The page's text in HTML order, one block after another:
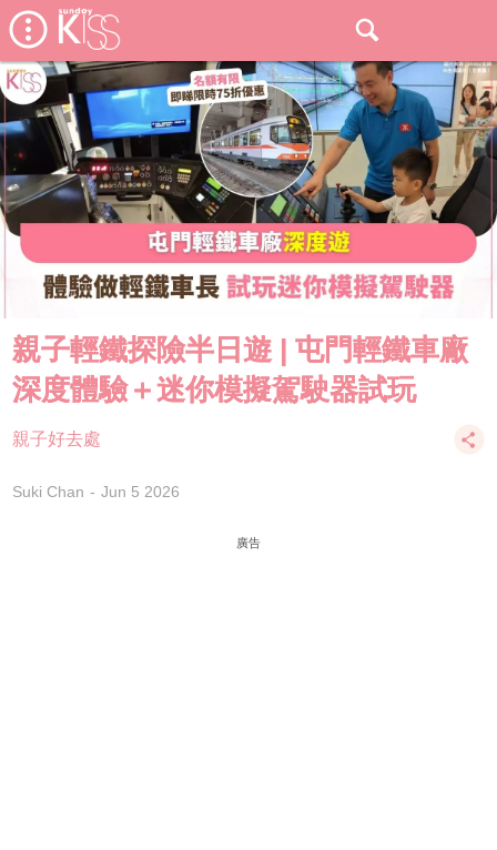
親子輕鐵探險半日遊 | 屯門輕鐵車廠
深度體驗＋迷你模擬駕駛器試玩
親子好去處
Suki Chan Jun 5 2026
廣告